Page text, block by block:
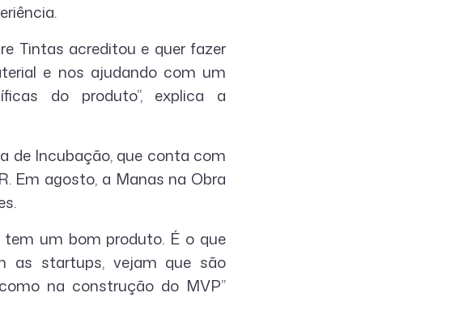
Tintas acreditou e quer fazer
e nos ajudando com um
do produto”, explica a
de Incubação, que conta com
Em agosto, a Manas na Obra
um bom produto. É o que
as startups, vejam que são
na construção do MVP”